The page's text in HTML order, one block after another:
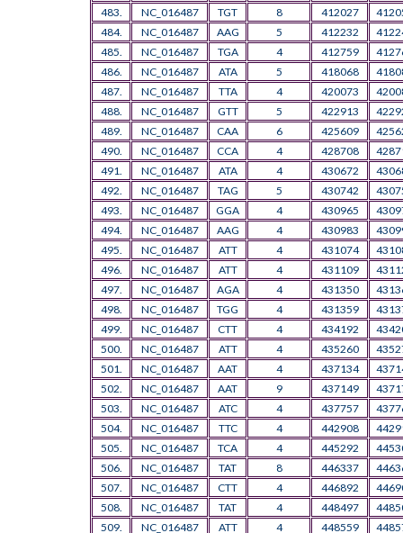
483.
NC_016487 TGT 8 412027
484.
NC_016487 AAG 5 412232
485.
NC_016487 TGA 4 412759
486.
NC_016487 ATA 5 418068
487.
NC_016487 TTA 4 420073
488.
NC_016487 GTT 5 422913
489.
NC_016487 CAA 6 425609
490.
NC_016487 CCA 4 428708
491.
NC_016487 ATA 4 430672
492.
NC_016487 TAG 5 430742
493.
NC_016487 GGA 4 430965
494.
NC_016487 AAG 4 430983
495.
NC_016487 ATT 4 431074
496.
NC_016487 ATT 4 431109
497.
NC_016487 AGA 4 431350
498.
NC_016487 TGG 4 431359
499.
NC_016487 CTT 4 434192
500.
NC_016487 ATT 4 435260
501.
NC_016487 AAT 4 437134
502.
NC_016487 AAT 9 437149
503.
NC_016487 ATC 4 437757
504.
NC_016487 TTC 4 442908
505.
NC_016487 TCA 4 445292
506.
NC_016487 TAT 8 446337
507.
NC_016487 CTT 4 446892
508.
NC_016487 TAT 4 448497
509.
NC_016487 ATT 4 448559